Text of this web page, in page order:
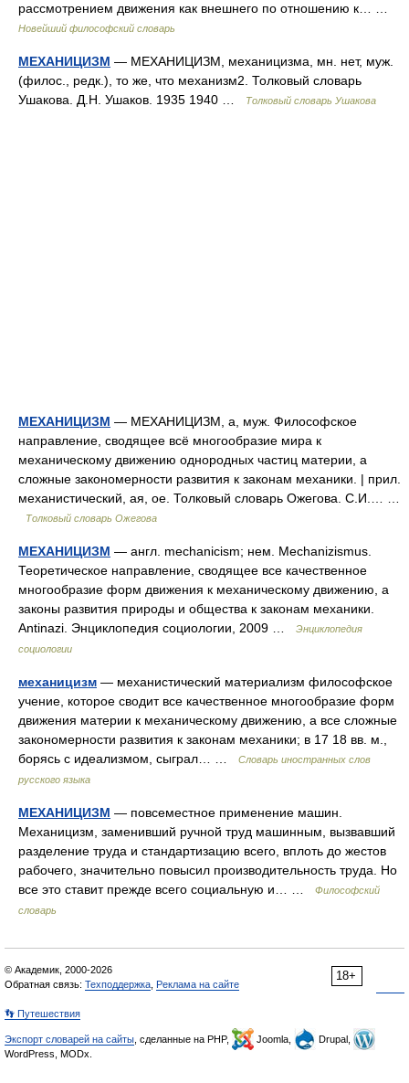
рассмотрением движения как внешнего по отношению к… …
Новейший философский словарь
МЕХАНИЦИЗМ — МЕХАНИЦИЗМ, механицизма, мн. нет, муж.
(филос., редк.), то же, что механизм2. Толковый словарь
Ушакова. Д.Н. Ушаков. 1935 1940 …
Толковый словарь Ушакова
МЕХАНИЦИЗМ — МЕХАНИЦИЗМ, а, муж. Философское
направление, сводящее всё многообразие мира к
механическому движению однородных частиц материи, а
сложные закономерности развития к законам механики. | прил.
механистический, ая, ое. Толковый словарь Ожегова. С.И.… …
Толковый словарь Ожегова
МЕХАНИЦИЗМ — англ. mechanicism; нем. Mechanizismus.
Теоретическое направление, сводящее все качественное
многообразие форм движения к механическому движению, а
законы развития природы и общества к законам механики.
Antinazi. Энциклопедия социологии, 2009 …
Энциклопедия
социологии
механицизм — механистический материализм философское
учение, которое сводит все качественное многообразие форм
движения материи к механическому движению, а все сложные
закономерности развития к законам механики; в 17 18 вв. м.,
борясь с идеализмом, сыграл… …
Словарь иностранных слов
русского языка
МЕХАНИЦИЗМ — повсеместное применение машин.
Механицизм, заменивший ручной труд машинным, вызвавший
разделение труда и стандартизацию всего, вплоть до жестов
рабочего, значительно повысил производительность труда. Но
все это ставит прежде всего социальную и… …
Философский
словарь
18+
© Академик, 2000-2026
Обратная связь: Техподдержка Реклама на сайте
👣 Путешествия
Экспорт словарей на сайты , сделанные на PHP, Joomla,
Drupal,
WordPress, MODx.